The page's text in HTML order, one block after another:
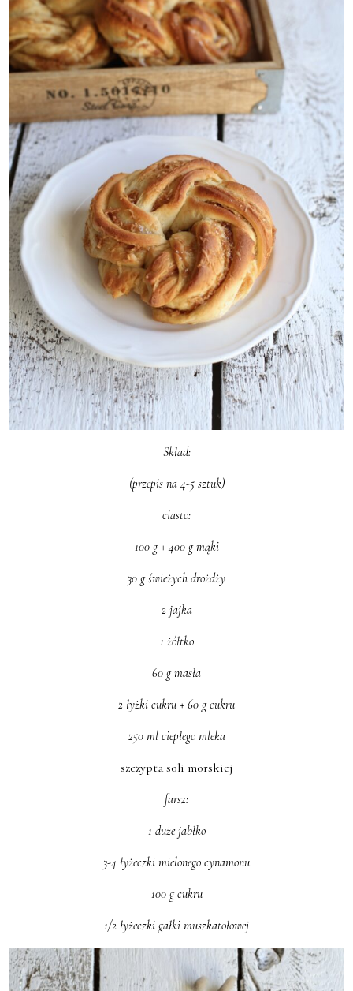
Skład:
(przepis na 4-5 sztuk)
ciasto:
100 g + 400 g mąki
30 g świeżych drożdży
2 jajka
1 żółtko
60 g masła
2 łyżki cukru + 60 g cukru
250 ml ciepłego mleka
szczypta soli morskiej
farsz:
1 duże jabłko
3-4 łyżeczki mielonego cynamonu
100 g cukru
1/2 łyżeczki gałki muszkatołowej